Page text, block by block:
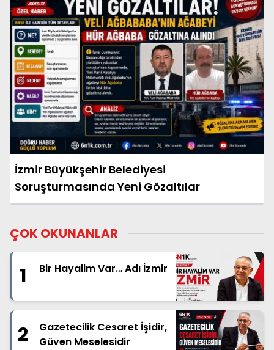
İzmir Büyükşehir Belediyesi
Soruşturmasında Yeni Gözaltılar
ÇOK OKUNANLAR
1 Bir Hayalim Var… Adı İzmir
2
Gazetecilik Cesaret İşidir,
Güven Meselesidir